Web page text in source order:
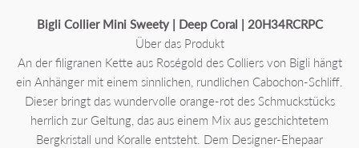
Bigli Collier Mini Sweety | Deep Coral | 20H34RCRPC
Über das Produkt
An der filigranen Kette aus Roségold des Colliers von Bigli hängt
ein Anhänger mit einem sinnlichen, rundlichen Cabochon-Schliff.
Dieser bringt das wundervolle orange-rot des Schmuckstücks
herrlich zur Geltung, das aus einem Mix aus geschichtetem
Bergkristall und Koralle entsteht. Dem Designer-Ehepaar